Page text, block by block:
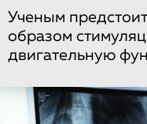
Ученым
образом
двигательную